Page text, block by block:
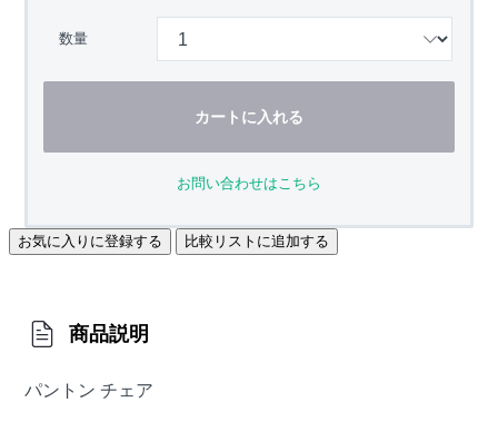
数量
カートに入れる
お問い合わせはこちら
お気に入りに登録する 比較リストに追加する
商品説明
パントン チェア